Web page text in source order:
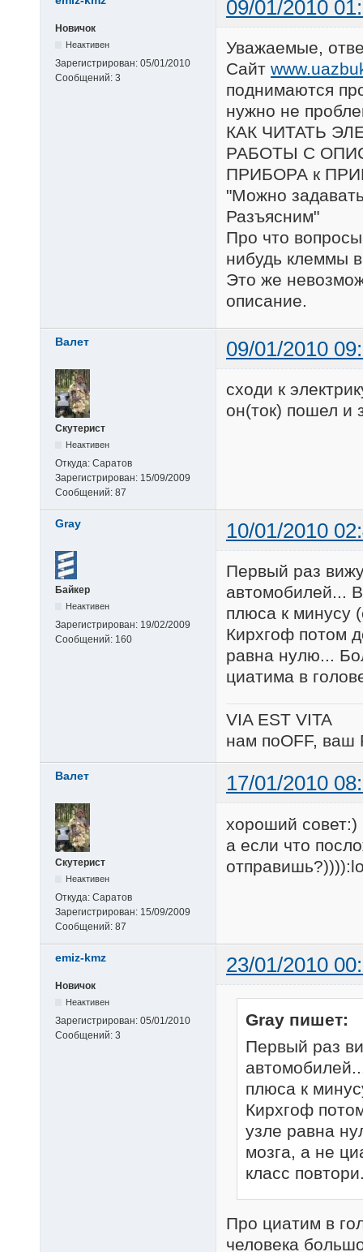
09/01/2010
Новичок
Неактивен
Зарегистрирован: 05/01/2010
Сообщений: 3
Уважаемые,
Сайт
поднимаются
нужно не
КАК ЧИТАТЬ
РАБОТЫ С
ПРИБОРА к
"Можно
Разъясним"
Про что
нибудь клеммы
Это же
описание.
Валет 09/01/2010
Скутерист
Неактивен
Откуда: Саратов
Зарегистрирован: 15/09/2009
Сообщений: 87
сходи к
он(ток) пошел и
Gray 10/01/2010
Байкер
Неактивен
Зарегистрирован: 19/02/2009
Сообщений: 160
Первый раз
автомобилей...
плюса к минусу
Кирхгоф потом
равна нулю...
циатима в
VIA EST VITA
нам поOFF, ваш
Валет 17/01/2010
Скутерист
Неактивен
Откуда: Саратов
Зарегистрирован: 15/09/2009
Сообщений: 87
хороший совет:)
а если что
emiz-kmz 23/01/2010
Новичок
Неактивен
Зарегистрирован: 05/01/2010
Сообщений: 3
Gray пишет:
Первый раз
плюса к
Кирхгоф
узле равна
мозга, а не
класс
Про циатим в
человека